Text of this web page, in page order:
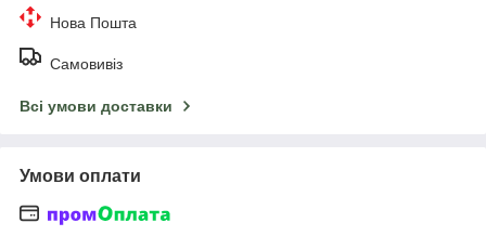
Нова Пошта
Самовивіз
Всі умови доставки
Умови оплати